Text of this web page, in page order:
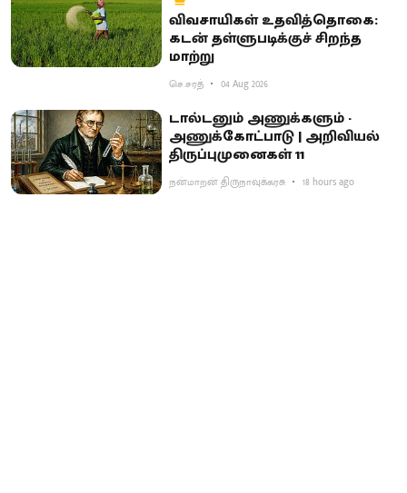
விவசாயிகள் உதவித்தொகை:
கடன் தள்ளுபடிக்குச் சிறந்த
மாற்று
செ.சரத் 04 Aug 2026
டால்டனும் அணுக்களும் -
அணுக்கோட்பாடு | அறிவியல்
திருப்புமுனைகள் 11
நன்மாறன் திருநாவுக்கரசு 18 hours ago